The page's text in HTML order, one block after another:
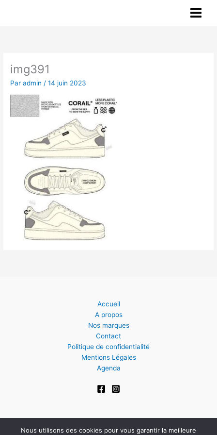
img391
Paradmin /14 juin 2023
Accueil
A propos
Nos marques
Contact
Politique de confidentialité
Mentions Légales
Agenda
Nous utilisons des cookies pour vous garantir la meilleure